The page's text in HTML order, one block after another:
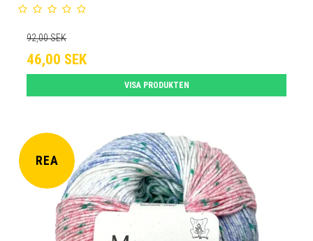
92,00 SEK
46,00 SEK
VISA PRODUKTEN
REA